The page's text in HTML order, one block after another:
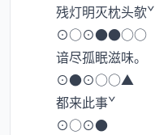
残灯明灭枕头欹ˇ
⊙○⊙●●○○
谙尽孤眠滋味。
⊙●⊙○○▲
都来此事ˇ
⊙○⊙●